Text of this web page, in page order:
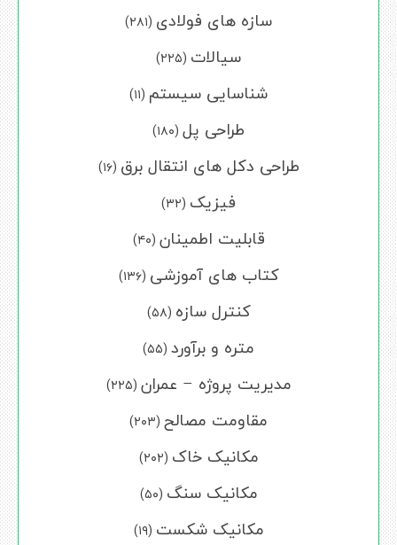
سازه های فولادی (۲۸۱)
سیالات (۲۲۵)
شناسایی سیستم (۱۱)
طراحی پل (۱۸۰)
طراحی دکل های انتقال برق (۱۶)
فیزیک (۳۲)
قابلیت اطمینان (۴۰)
کتاب های آموزشی (۱۳۶)
کنترل سازه (۵۸)
متره و برآورد (۵۵)
مدیریت پروژه – عمران (۲۲۵)
مقاومت مصالح (۲۰۳)
مکانیک خاک (۲۰۲)
مکانیک سنگ (۵۰)
مکانیک شکست (۱۹)